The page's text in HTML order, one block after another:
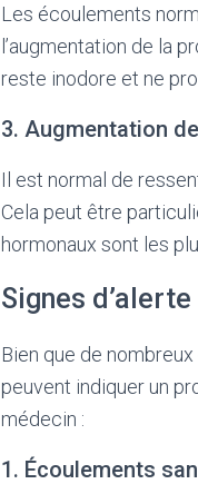
Les écoulements
l’augmentation de la
reste inodore et ne
3. Augmentation
Il est normal de
Cela peut être
hormonaux sont les
Signes
Bien que de
peuvent indiquer un
médecin :
1. Écoulements